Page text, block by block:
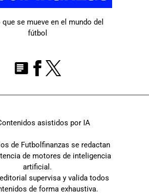
que se mueve en el mundo del
fútbol
asistidos por IA
de Futbolfinanzas se redactan
de motores de inteligencia
artificial.
supervisa y valida todos
de forma exhaustiva.